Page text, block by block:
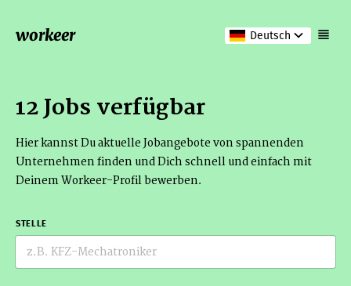
workeer Deutsch
12 Jobs verfügbar
Hier kannst Du aktuelle Jobangebote von spannenden
Unternehmen finden und Dich schnell und einfach mit
Deinem Workeer-Profil bewerben.
STELLE